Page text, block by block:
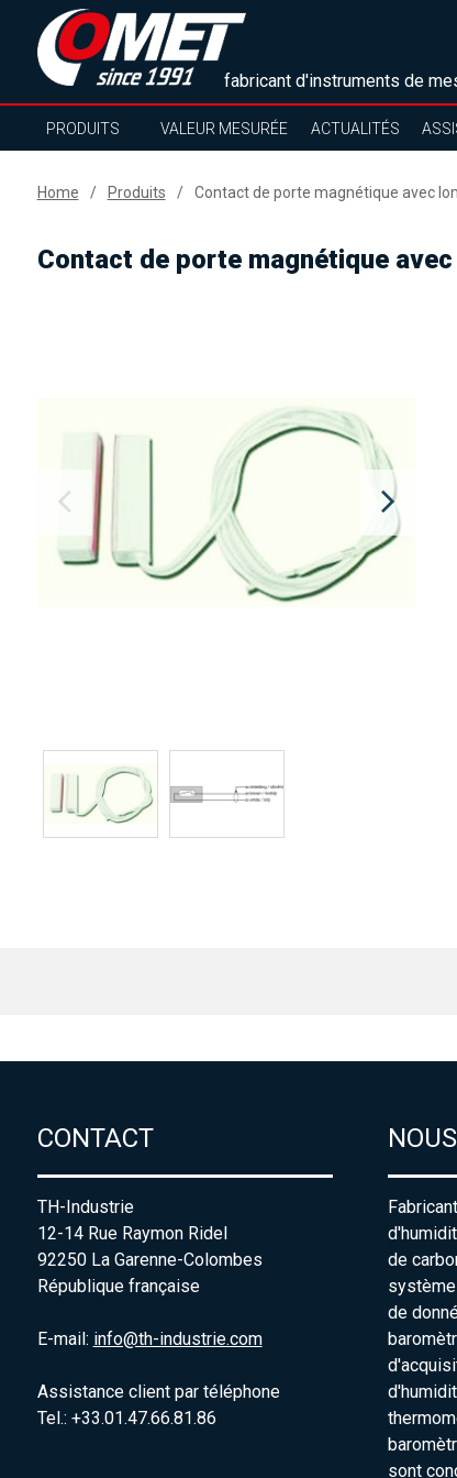
fabricant d'instruments de
PRODUITS VALEUR MESURÉE ACTUALITÉS
Home Produits Contact de porte magnétique avec
Contact de porte magnétique
CONTACT
TH-Industrie
12-14 Rue Raymon Ridel
92250 La Garenne-Colombes
République française
E-mail: info@th-industrie.com
Assistance client par téléphone
Tel.: +33.01.47.66.81.86
de
de
sont